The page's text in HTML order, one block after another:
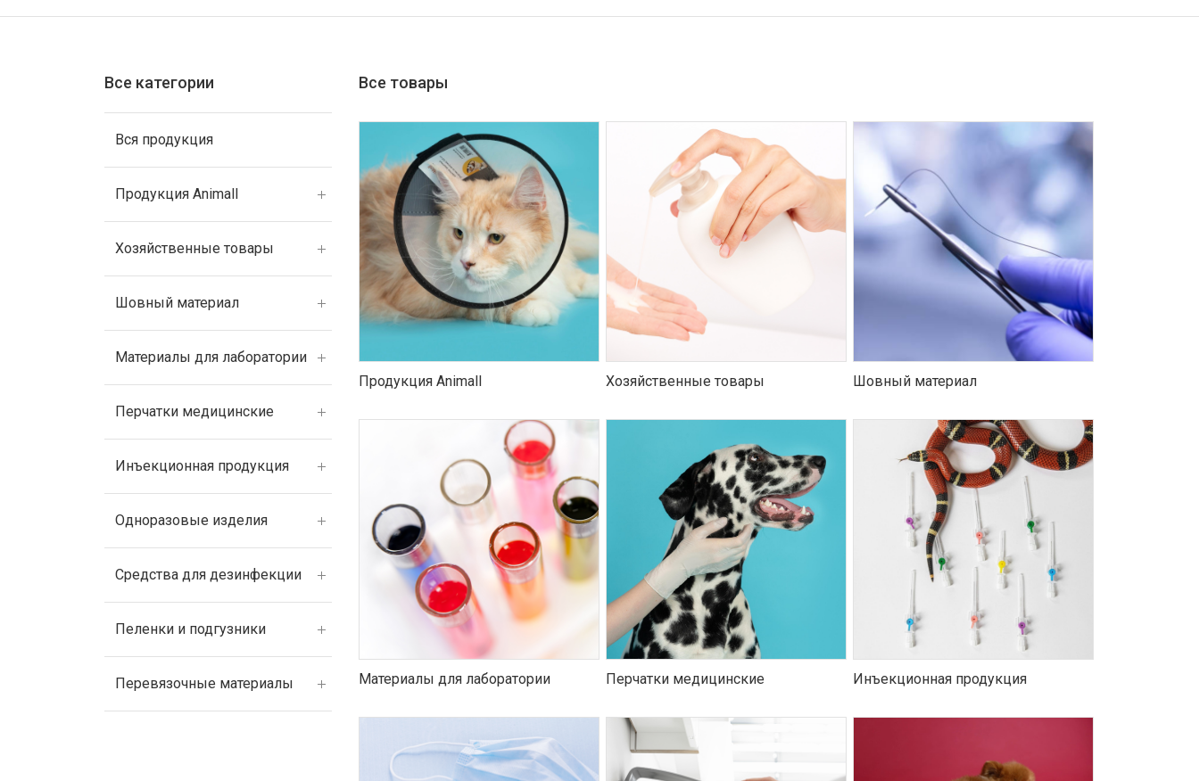
Все категории
Вся продукция
Продукция Animall
Хозяйственные товары
Шовный материал
Материалы для лаборатории
Перчатки медицинские
Инъекционная продукция
Одноразовые изделия
Средства для дезинфекции
Пеленки и подгузники
Перевязочные материалы
Все товары
Продукция Animall Хозяйственные товары Шовный материал
Материалы для лаборатории Перчатки медицинские Инъекционная продукция